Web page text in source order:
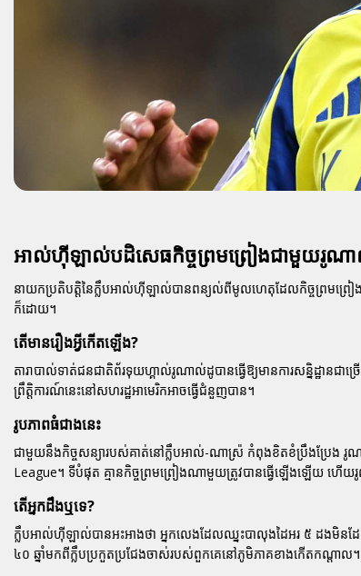
អាល់ហ៊ីឡាល់បដិសេធកិច្ចព្រមព្រៀងជាមួយរូ
នាយកប្រតិបត្តិនៃក្លឹបអាល់ហ៊ីឡាល់បានពន្យល់ពីមូលហេតុដែលកិច្ចព្រមព្រៀ
ក៏ដោយ។
តើមានរឿងអ្វីកើតឡើង?
តារាបាល់ទាត់ជនជាតិព័រទុយហ្គាល់រូណាល់ដូបានធ្វើឱ្យមានការសន្និដ្ឋានជ
ព្រឹត្តិការណ៍នេះនៅសហរដ្ឋអាមេរិកអាចធ្វើជំនួញបាន។
រូបភាពធំជាងនេះ
ជាមួយនឹងកិច្ចសន្យារបស់គាត់នៅក្លឹបអាល់-ណាស្រ៉ កំពុងខិតខំប្រឹងប្រែង រូ
League។ ទីបំផុត គ្មានកិច្ចព្រមព្រៀងណាមួយត្រូវបានធ្វើឡើងឡើយ ហ
តើអ្នកដឹងឬទេ?
ក្លឹបអាល់ហ៊ីឡាល់បានអះអាងថា អ្នកលេងដែលឈ្នះបាលុងដៃអរ ៥ ដងមិនដែ
៤០ ឆ្នាំមកពីក្លឹបប្រកួតប្រជែងចាស់របស់ពួកគេនៅភូមិភាគខាងកើតកណ្តាល។